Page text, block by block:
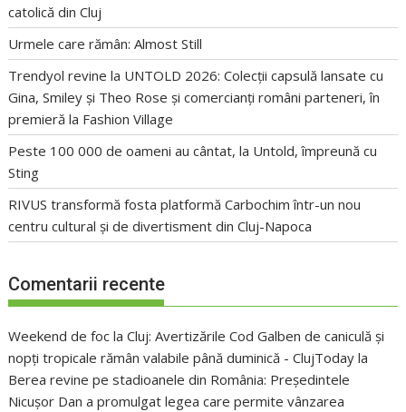
catolică din Cluj
Urmele care rămân: Almost Still
Trendyol revine la UNTOLD 2026: Colecții capsulă lansate cu
Gina, Smiley și Theo Rose și comercianți români parteneri, în
premieră la Fashion Village
Peste 100 000 de oameni au cântat, la Untold, împreună cu
Sting
RIVUS transformă fosta platformă Carbochim într-un nou
centru cultural și de divertisment din Cluj-Napoca
Comentarii recente
Weekend de foc la Cluj: Avertizările Cod Galben de caniculă și
nopți tropicale rămân valabile până duminică - ClujToday la
Berea revine pe stadioanele din România: Președintele
Nicușor Dan a promulgat legea care permite vânzarea